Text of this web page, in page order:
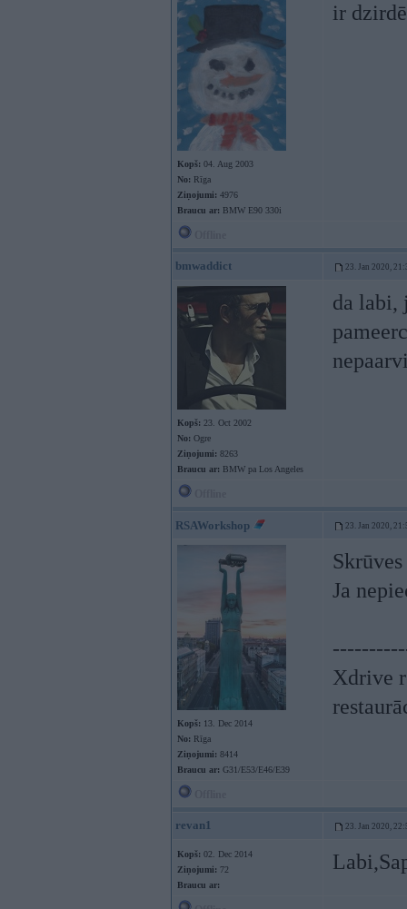
Kopš: 04. Aug 2003
No: Rīga
Ziņojumi: 4976
Braucu ar: BMW E90 330i
ir
bmwaddict 23. Jan 2020,
Kopš: 23. Oct 2002
No: Ogre
Ziņojumi: 8263
Braucu ar: BMW pa Los Angeles
da labi,
RSAWorkshop 23. Jan 2020,
Kopš: 13. Dec 2014
No: Rīga
Ziņojumi: 8414
Braucu ar: G31/E53/E46/E39
Ja
Xdrive
revan1 23. Jan 2020,
Kopš: 02. Dec 2014
Ziņojumi: 72
Braucu ar: